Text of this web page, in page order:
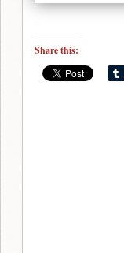
Share this: